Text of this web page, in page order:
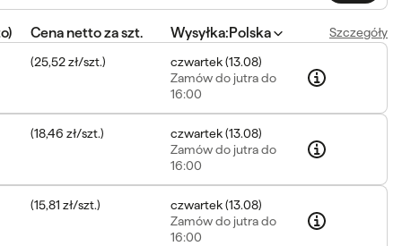
) Cena netto za szt. Wysyłka: Polska Szczegóły
(25,52 zł/szt.) czwartek(13.08)
Zamówdo jutra do
16:00
(18,46 zł/szt.) czwartek(13.08)
Zamówdo jutra do
16:00
(15,81 zł/szt.) czwartek(13.08)
Zamówdo jutra do
16:00